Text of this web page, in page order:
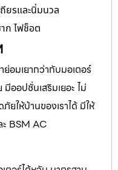
ยรและนิ่มนวล
ก ไฟช็อต
อมเยากว่ากับมอเตอร์
ออปชั่นเสริมเยอะ ไม่
ยให้บ้านของเราได้ มีให้
BSM AC